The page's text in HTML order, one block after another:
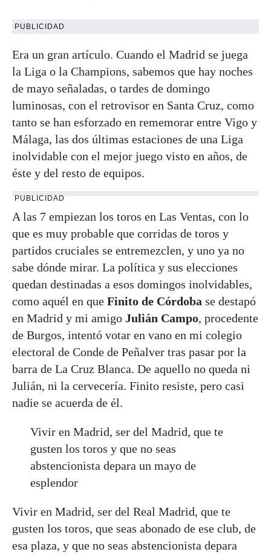
PUBLICIDAD
Era un gran artículo. Cuando el Madrid se juega
la Liga o la Champions, sabemos que hay noches
de mayo señaladas, o tardes de domingo
luminosas, con el retrovisor en Santa Cruz, como
tanto se han esforzado en rememorar entre Vigo y
Málaga, las dos últimas estaciones de una Liga
inolvidable con el mejor juego visto en años, de
éste y del resto de equipos.
PUBLICIDAD
A las 7 empiezan los toros en Las Ventas, con lo
que es muy probable que corridas de toros y
partidos cruciales se entremezclen, y uno ya no
sabe dónde mirar. La política y sus elecciones
quedan destinadas a esos domingos inolvidables,
como aquél en que Finito de Córdoba se destapó
en Madrid y mi amigo Julián Campo, procedente
de Burgos, intentó votar en vano en mi colegio
electoral de Conde de Peñalver tras pasar por la
barra de La Cruz Blanca. De aquello no queda ni
Julián, ni la cervecería. Finito resiste, pero casi
nadie se acuerda de él.
Vivir en Madrid, ser del Madrid, que te
gusten los toros y que no seas
abstencionista depara un mayo de
esplendor
Vivir en Madrid, ser del Real Madrid, que te
gusten los toros, que seas abonado de ese club, de
esa plaza, y que no seas abstencionista depara